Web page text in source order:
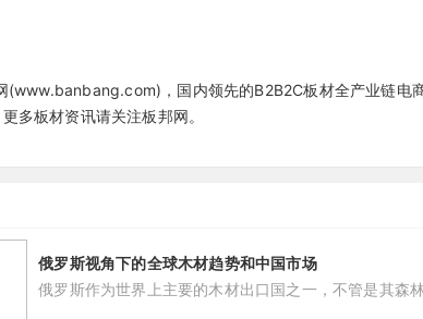
(www.banbang.com)，国内领先的‌‌B2B2C板材全产业链电
多板材资讯请关注板邦网。
俄罗斯视角下的全球木材趋势和中国市场
俄罗斯作为世界上主要的木材出口国之一，不管是其森